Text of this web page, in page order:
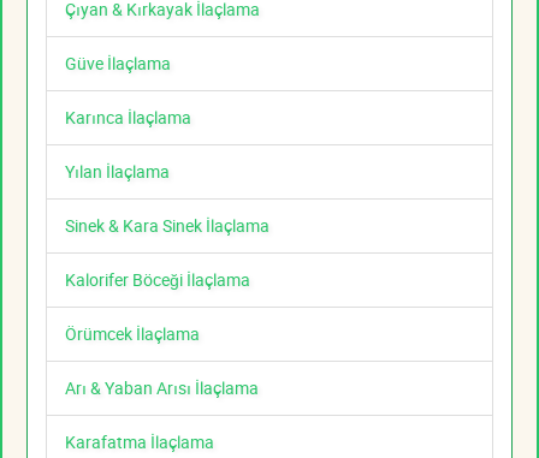
Çıyan & Kırkayak İlaçlama
Güve İlaçlama
Karınca İlaçlama
Yılan İlaçlama
Sinek & Kara Sinek İlaçlama
Kalorifer Böceği İlaçlama
Örümcek İlaçlama
Arı & Yaban Arısı İlaçlama
Karafatma İlaçlama